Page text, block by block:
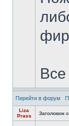
Перейти в форум
Liza
Prass
Заголовок